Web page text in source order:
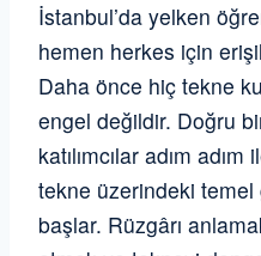
İstanbul’da yelken
hemen herkes için
Daha önce hiç tekne
engel değildir. Doğru
katılımcılar adım
tekne üzerindeki
başlar. Rüzgârı